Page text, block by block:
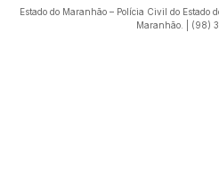
Estado do Maranhão – Polícia Civil do
Maranhão. | (98)